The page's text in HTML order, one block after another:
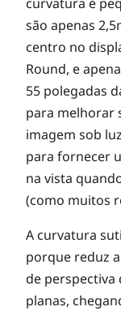
t
e
são apenas
centro no
Round, e
55 polegadas
para melhorar
imagem sob
para fornecer
na vista
(como muitos
A curvatura
porque reduz
de perspectiva
planas,